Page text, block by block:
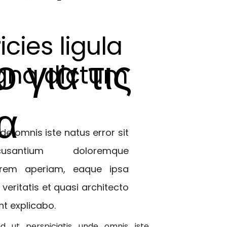
τις
ligula
dictum
omnis iste natus error sit
doloremque
aperiam, eaque ipsa
et quasi architecto
explicabo.